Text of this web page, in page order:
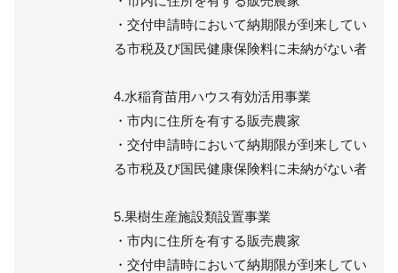
・交付申請時において納期限が到来してい
る市税及び国民健康保険料に未納がない者
4.水稲育苗用ハウス有効活用事業
・市内に住所を有する販売農家
・交付申請時において納期限が到来してい
る市税及び国民健康保険料に未納がない者
5.果樹生産施設類設置事業
・市内に住所を有する販売農家
・交付申請時において納期限が到来してい